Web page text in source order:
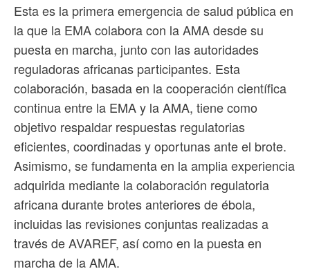
Esta es la primera emergencia de salud pública en
la que la EMA colabora con la AMA desde su
puesta en marcha, junto con las autoridades
reguladoras africanas participantes. Esta
colaboración, basada en la cooperación científica
continua entre la EMA y la AMA, tiene como
objetivo respaldar respuestas regulatorias
eficientes, coordinadas y oportunas ante el brote.
Asimismo, se fundamenta en la amplia experiencia
adquirida mediante la colaboración regulatoria
africana durante brotes anteriores de ébola,
incluidas las revisiones conjuntas realizadas a
través de AVAREF, así como en la puesta en
marcha de la AMA.